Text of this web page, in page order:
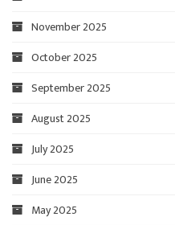
November 2025
October 2025
September 2025
August 2025
July 2025
June 2025
May 2025